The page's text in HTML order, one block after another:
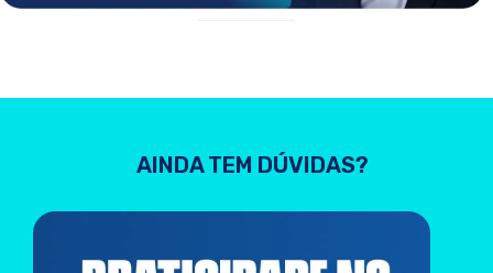
AINDA TEM DÚVIDAS?